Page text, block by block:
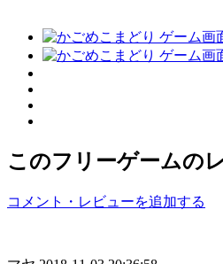
このフリーゲームの
コメント・レビューを追加する